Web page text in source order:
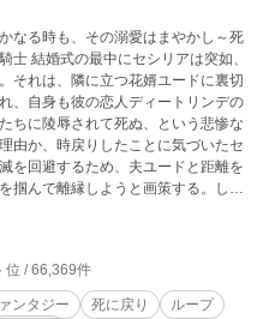
なる時も、その溺愛はまやかし～死
突如、
それは、隣に立つ花婿ユードに裏切
、自身も彼の恋人ディートリンデの
ちに陵辱されて死ぬ、という悲惨な
由か、時戻りしたことに気づいたセ
を回避するため、夫ユードと距離を
掴んで離縁しようと画策する。しか
アの態度に不満を覚えて、グイグイ
……。 ＊魔法はかなりご都合主義で
す。R18部分には＊印をつけまし
ズ仕様となっておりますので、クズ
方はご注意ください。
位 / 66,369件
ンタジー 死に戻り ループ